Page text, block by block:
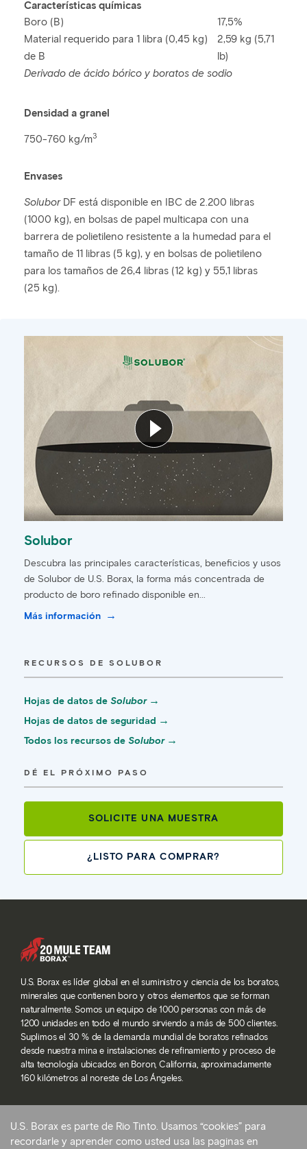
Características químicas
Boro (B)
17,5%
Material requerido para 1 libra (0,45 kg)
de B
2,59 kg (5,71
lb)
Derivado de ácido bórico y boratos de sodio
Densidad a granel
750-760 kg/m3
Envases
SoluborDF está disponible en IBC de 2.200 libras
(1000 kg), en bolsas de papel multicapa con una
barrera de polietileno resistente a la humedad para el
tamaño de 11 libras (5 kg), y en bolsas de polietileno
para los tamaños de 26,4 libras (12 kg) y 55,1 libras
(25 kg).
Solubor
Descubra las principales características, beneficios y usos
de Solubor de U.S. Borax, la forma más concentrada de
producto de boro refinado disponible en...
Más información
RECURSOS DE SOLUBOR
Hojas de datos de Solubor
Hojas de datos de seguridad
Todos los recursos de Solubor
DÉ EL PRÓXIMO PASO
SOLICITE UNA MUESTRA
¿LISTO PARA COMPRAR?
U.S. Borax es líder global en el suministro y ciencia de los boratos,
minerales que contienen boro y otros elementos que se forman
naturalmente. Somos un equipo de 1000 personas con más de
1200 unidades en todo el mundo sirviendo a más de 500 clientes.
Suplimos el 30 % de la demanda mundial de boratos refinados
desde nuestra mina e instalaciones de refinamiento y proceso de
alta tecnología ubicados en Boron, California, aproximadamente
160 kilómetros al noreste de Los Ángeles.
© 2026 Rio Tinto. Todos los derechos reservados.
U.S. Borax es parte de Rio Tinto. Usamos “cookies” para
recordarle y aprender como usted usa las paginas en